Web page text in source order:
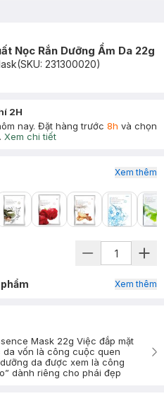
Nọc Rắn Dưỡng Ẩm Da 22g
(SKU: 231300020)
2H
nay. Đặt hàng trước 8h và chọn
Xem chi tiết
Xem thêm
Xem thêm
Mask 22g Việc đắp mặt
da vốn là công cuộc quen
da được xem là công
dành riêng cho phái đẹp